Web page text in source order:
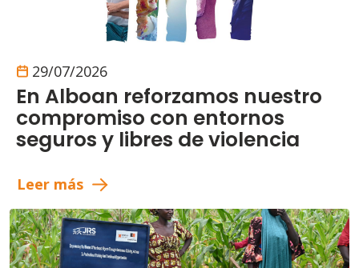
29/07/2026
En Alboan reforzamos nuestro
compromiso con entornos
seguros y libres de violencia
Leer más